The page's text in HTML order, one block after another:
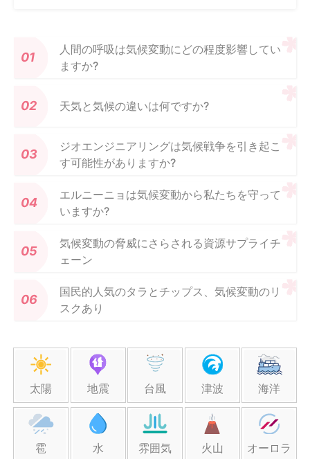
人間の呼吸は気候変動にどの程度影響してい
ますか?
天気と気候の違いは何ですか?
ジオエンジニアリングは気候戦争を引き起こ
す可能性がありますか?
エルニーニョは気候変動から私たちを守って
いますか?
気候変動の脅威にさらされる資源サプライチ
ェーン
国民的人気のタラとチップス、気候変動のリ
スクあり
太陽 地震 台風 津波 海洋
雹 水 雰囲気 火山 オーロラ